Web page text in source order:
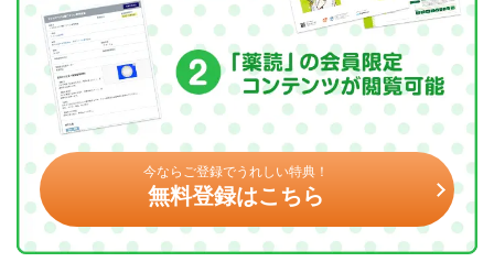
今ならご登録でうれしい特典！
無料登録はこちら